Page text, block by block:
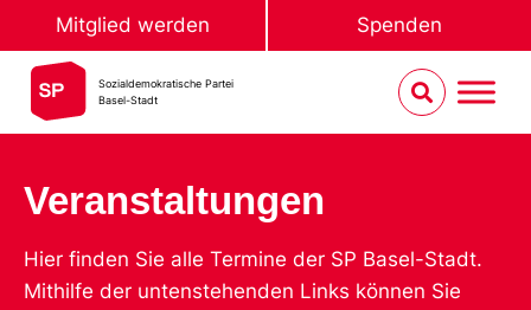
Mitglied werden Spenden
Sozialdemokratische Partei
Basel-Stadt
Veranstaltungen
Hier finden Sie alle Termine der SP Basel-Stadt.
Mithilfe der untenstehenden Links können Sie